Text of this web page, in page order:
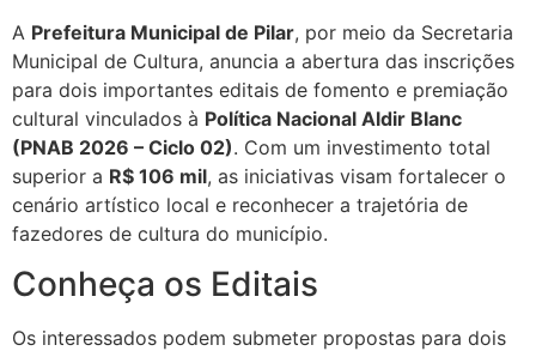
A Prefeitura Municipal de Pilar, por meio da Secretaria
Municipal de Cultura, anuncia a abertura das inscrições
para dois importantes editais de fomento e premiação
cultural vinculados à Política Nacional Aldir Blanc
(PNAB 2026 – Ciclo 02). Com um investimento total
superior a R$ 106 mil, as iniciativas visam fortalecer o
cenário artístico local e reconhecer a trajetória de
fazedores de cultura do município.
Conheça os Editais
Os interessados podem submeter propostas para dois